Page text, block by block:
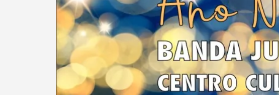
Termo de Pesquisa